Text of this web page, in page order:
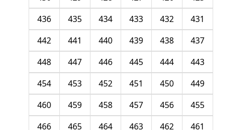
431
432
433
434
435
436
437
438
439
440
441
442
443
444
445
446
447
448
449
450
451
452
453
454
455
456
457
458
459
460
461
462
463
464
465
466